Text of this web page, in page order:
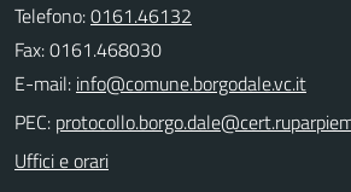
Telefono:0161.46132
Fax: 0161.468030
E-mail:
PEC:
Uffici e orari